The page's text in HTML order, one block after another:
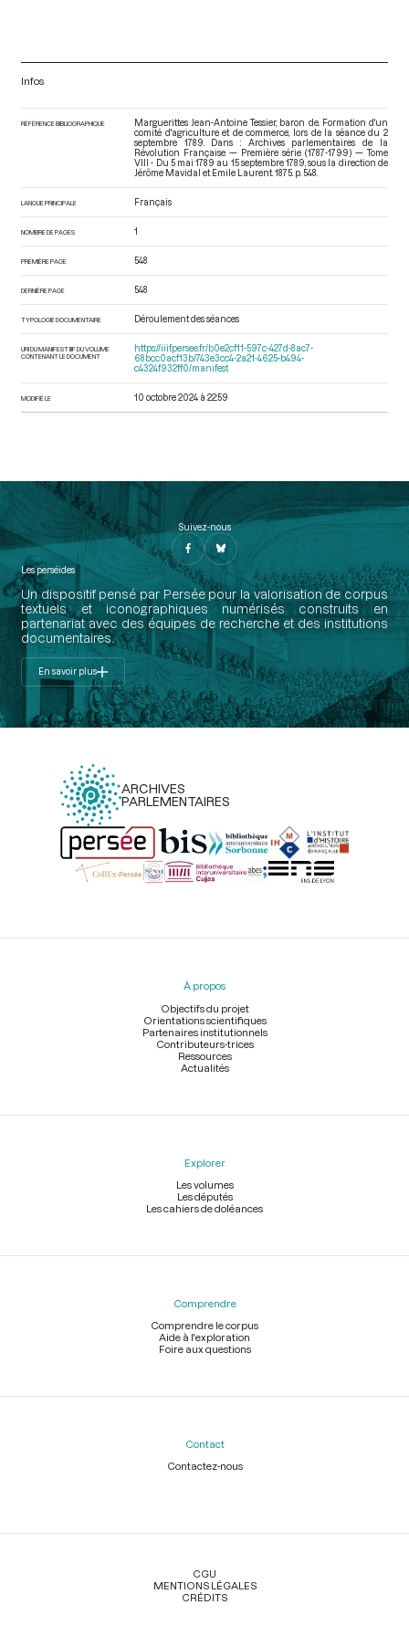
Infos
RÉFÉRENCE BIBLIOGRAPHIQUE
Marguerittes Jean-Antoine Tessier, baron de. Formation d'un
comité d'agriculture et de commerce, lors de la séance du 2
septembre 1789. Dans : Archives parlementaires de la
Révolution Française — Première série (1787-1799) — Tome
VIII - Du 5 mai 1789 au 15 septembre 1789 , sous la direction de
Jérôme Mavidal et Emile Laurent. 1875. p. 548.
LANGUE PRINCIPALE Français
NOMBRE DE PAGES 1
PREMIÈRE PAGE 548
DERNIÈRE PAGE 548
TYPOLOGIE DOCUMENTAIRE Déroulement des séances
URI DU MANIFEST IIIF DU VOLUME
CONTENANT LE DOCUMENT
https://iiif.persee.fr/b0e2cf11-597c-427d-8ac7-
68bcc0acf13b/743e3cc4-2a21-4625-b494-
c4324f932ff0/manifest
MODIFIÉ LE 10 octobre 2024 à 22:59
Suivez-nous
Les perséides
Un dispositif pensé par Persée pour la valorisation de corpus
textuels et iconographiques numérisés construits en
partenariat avec des équipes de recherche et des institutions
documentaires.
En savoir plus
ARCHIVES
PARLEMENTAIRES
Menu
À propos
Objectifs du projet
Orientations scientifiques
Partenaires institutionnels
Contributeurs-trices
Ressources
Actualités
Explorer
Les volumes
Les députés
Les cahiers de doléances
Comprendre
Comprendre le corpus
Aide à l'exploration
Foire aux questions
Contact
Contactez-nous
Légal
CGU
MENTIONS LÉGALES
CRÉDITS